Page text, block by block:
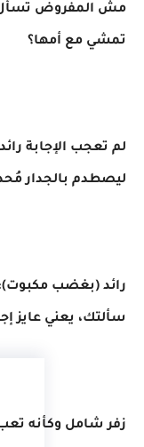
مش المفروض تسأل
تمشي مع أمها؟
لم تعجب الإجابة
ليصطدم بالجدار
رائد (بغضب مكبوت):
سألتك، يعني عايز
زفر شامل وكأنه تعب